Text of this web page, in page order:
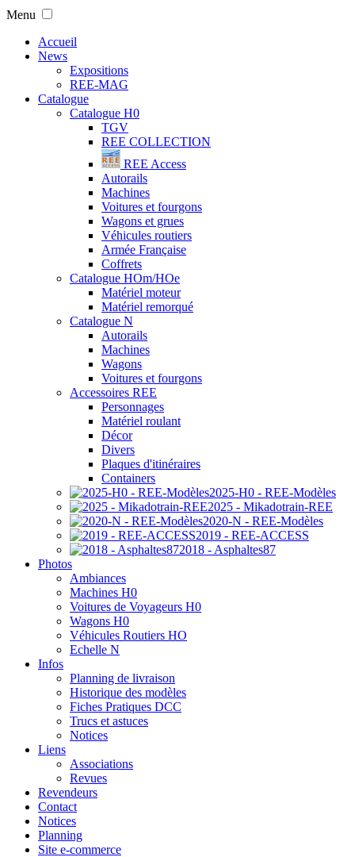
Menu
Accueil
News
Expositions
REE-MAG
Catalogue
Catalogue H0
TGV
REE COLLECTION
REE Access
Autorails
Machines
Voitures et fourgons
Wagons et grues
Véhicules routiers
Armée Française
Coffrets
Catalogue HOm/HOe
Matériel moteur
Matériel remorqué
Catalogue N
Autorails
Machines
Wagons
Voitures et fourgons
Accessoires REE
Personnages
Matériel roulant
Décor
Divers
Plaques d'itinéraires
Containers
2025-H0 - REE-Modèles
2025 - Mikadotrain-REE
2020-N - REE-Modèles
2019 - REE-ACCESS
2018 - Asphaltes87
Photos
Ambiances
Machines H0
Voitures de Voyageurs H0
Wagons H0
Véhicules Routiers HO
Echelle N
Infos
Planning de livraison
Historique des modèles
Fiches Pratiques DCC
Trucs et astuces
Notices
Liens
Associations
Revues
Revendeurs
Contact
Notices
Planning
Site e-commerce